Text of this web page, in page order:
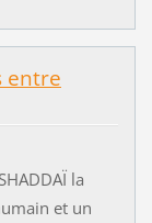
entre
la
et un